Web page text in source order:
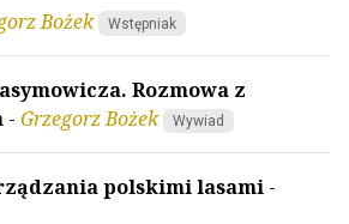
Bożek Wstępniak
Rozmowa z
- Grzegorz Bożek Wywiad
polskimi lasami -